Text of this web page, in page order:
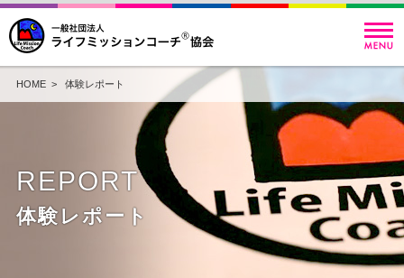
HOME> 体験レポート
REPORT
体験レポート